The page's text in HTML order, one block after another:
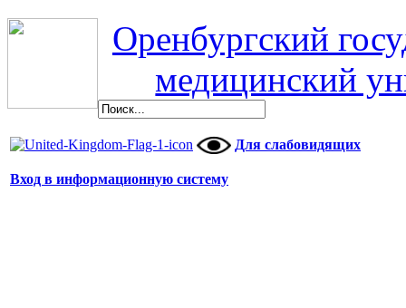
Оренбургский
медицинский
Для слабовидящих
Вход в информационную систему